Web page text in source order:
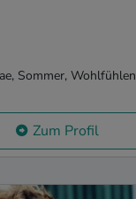
Sommer, Wohlfühlen
Zum Profil